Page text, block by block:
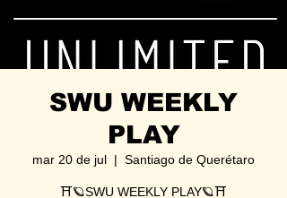
SWU WEEKLY
PLAY
mar 20 de jul
  |
Santiago de Querétaro
⛩🪐SWU WEEKLY PLAY🪐⛩